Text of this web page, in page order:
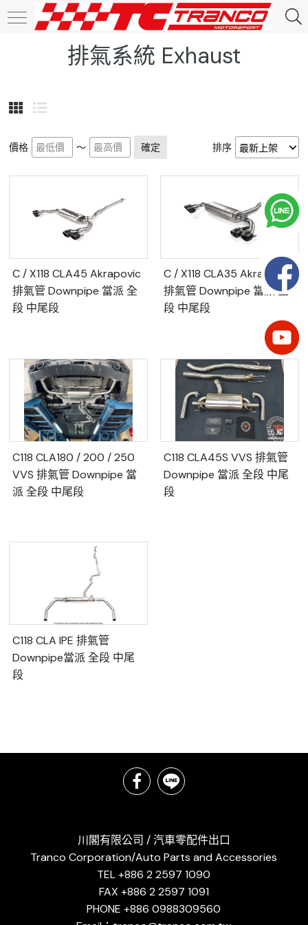
排氣系統 Exhaust
價格 ～ 確定 排序
C / X118 CLA45 Akrapovic
排氣管 Downpipe 當派 全
段 中尾段
C / X118 CLA35 Akrapovic
排氣管 Downpipe 當派 全
段 中尾段
C118 CLA180 / 200 / 250
VVS 排氣管 Downpipe 當
派 全段 中尾段
C118 CLA45S VVS 排氣管
Downpipe 當派 全段 中尾
段
C118 CLA IPE 排氣管
Downpipe當派 全段 中尾
段
川閣有限公司 / 汽車零配件出口
Tranco Corporation/Auto Parts and Accessories
TEL +886 2 2597 1090
FAX +886 2 2597 1091
PHONE +886 0988309560